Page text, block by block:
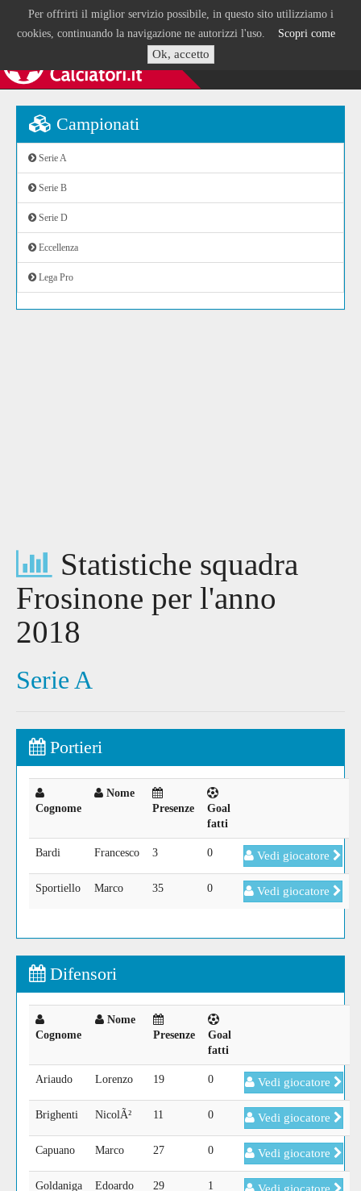
Per offrirti il miglior servizio possibile, in questo sito utilizziamo i
cookies, continuando la navigazione ne autorizzi l'uso. Scopri come
Ok, accetto
Campionati
Serie A
Serie B
Serie D
Eccellenza
Lega Pro
Statistiche squadra
Frosinone per l'anno
2018
Serie A
Portieri
Cognome
Nome
Presenze
Goal
fatti
Bardi Francesco 3 0 Vedi giocatore
Sportiello Marco 35 0 Vedi giocatore
Difensori
Cognome
Nome
Presenze
Goal
fatti
Ariaudo Lorenzo 19 0 Vedi giocatore
Brighenti NicolÃ² 11 0 Vedi giocatore
Capuano Marco 27 0 Vedi giocatore
Goldaniga Edoardo 29 1